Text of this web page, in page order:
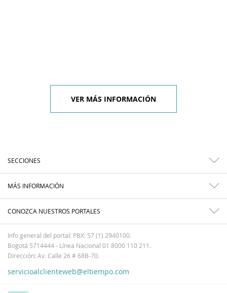
VER MÁS INFORMACIÓN
SECCIONES
MÁS INFORMACIÓN
CONOZCA NUESTROS PORTALES
Info general del portal: PBX: 57 (1) 2940100.
Bogotá 5714444 - Línea Nacional 01 8000 110 211.
Dirección: Av. Calle 26 # 68B-70.
servicioalclienteweb@eltiempo.com